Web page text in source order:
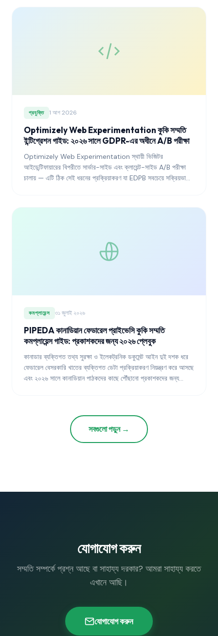
অডিট লগিং এবং ক্রস-বর্ডার ট্রান্সফার প্রকাশকে আধুনিকীকৃত ব্যবস্থার সাথে
প্রযুক্তি 1 আগ 2026
Optimizely Web Experimentation কুকি সম্মতি
ইন্টিগ্রেশন গাইড: ২০২৬ সালে GDPR-এর অধীনে A/B পরীক্ষা
Optimizely Web Experimentation স্থায়ী ভিজিটর
আইডেন্টিফায়ারের বিপরীতে সার্ভার-সাইড এবং ক্লায়েন্ট-সাইড A/B পরীক্ষা
চালায় — এটি ঠিক সেই ধরনের প্রক্রিয়াকরণ যা EDPB সবচেয়ে সক্রিয়ভাবে
নিয়ন্ত্রক পর্যালোচনায় টিকে থাকে এবং প্ল্যাটফর্মটি চালানোর যোগ্য করে তোলা
কমপ্লায়েন্স ৩১ জুলাই ২০২৬
PIPEDA কানাডিয়ান ফেডারেল প্রাইভেসি কুকি সম্মতি
কমপ্লায়েন্স গাইড: প্রকাশকদের জন্য ২০২৬ প্লেবুক
কানাডার ব্যক্তিগত তথ্য সুরক্ষা ও ইলেকট্রনিক ডকুমেন্ট আইন দুই দশক ধরে
ফেডারেল বেসরকারি খাতের ব্যক্তিগত ডেটা প্রক্রিয়াকরণ নিয়ন্ত্রণ করে আসছে
এবং ২০২৬ সালে কানাডিয়ান পাঠকদের কাছে পৌঁছানো প্রকাশকদের জন্য
ব্যবস্থা কিউবেকের ল ২৫ এবং প্রস্তাবিত ফেডারেল আধুনিকীকরণের সাথে
কীভাবে মিথস্ক্রিয়া করে।
সবগুলো পড়ুন →
যোগাযোগ করুন
সম্মতি সম্পর্কে প্রশ্ন আছে বা সাহায্য দরকার? আমরা সাহায্য করতে
এখানে আছি।
যোগাযোগ করুন